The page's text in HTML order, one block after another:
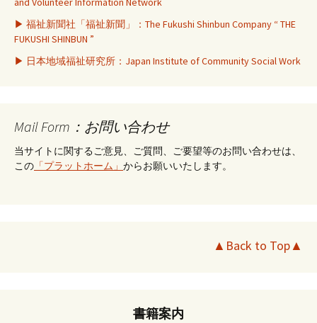
▶ 福祉新聞社「福祉新聞」：The Fukushi Shinbun Company “ THE
FUKUSHI SHINBUN ”
▶ 日本地域福祉研究所：Japan Institute of Community Social Work
Mail Form：お問い合わせ
当サイトに関するご意見、ご質問、ご要望等のお問い合わせは、
この 「プラットホーム」 からお願いいたします。
▲Back to Top▲
書籍案内